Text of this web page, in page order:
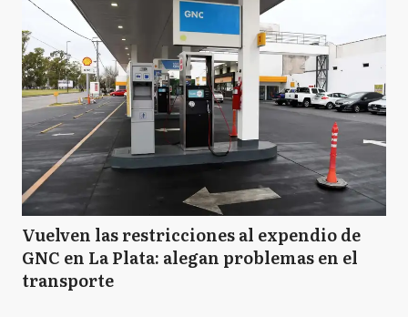
Vuelven las restricciones al expendio de
GNC en La Plata: alegan problemas en el
transporte